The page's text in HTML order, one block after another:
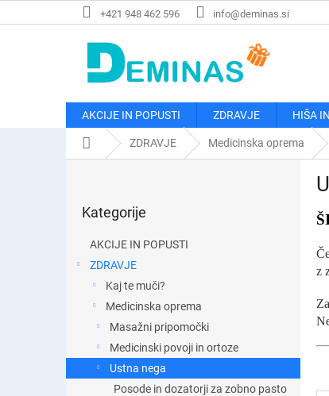
na
+421 948 462 596 info@deminas.si
AKCIJE IN POPUSTI ZDRAVJE HIŠA
Domača
stran
ZDRAVJE Medicinska oprema
t
i
kategorije
Kategorije
AKCIJE IN POPUSTI
ZDRAVJE
Kaj te muči?
Medicinska oprema
Masažni pripomočki
Medicinski povoji in ortoze
Ustna nega
Posode in dozatorji za zobno pasto
z